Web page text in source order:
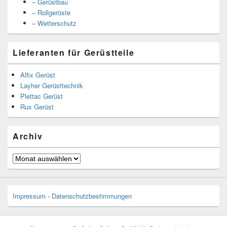
– Rollgerüste
– Wetterschutz
Lieferanten für Gerüstteile
Alfix Gerüst
Layher Gerüsttechnik
Plettac Gerüst
Rux Gerüst
Archiv
Archiv
Impressum - Datenschutzbestimmungen